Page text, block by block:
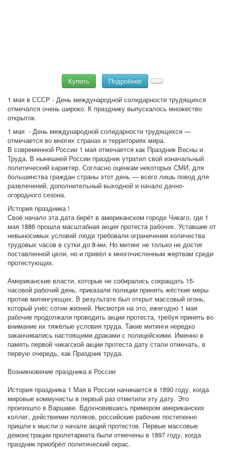
Купить
Подробнее
1 мая в СССР - День международной солидарности трудящихся
отмечался очень широко. К празднику выпускалось множество
открыток.
1 мая - День международной солидарности трудящихся —
отмечается во многих странах и территориях мира.
В современной России 1 мая отмечается как Праздник Весны и
Труда. В нынешней России праздник утратил свой изначальный
политический характер. Согласно оценкам некоторых СМИ, для
большинства граждан страны этот день — всего лишь повод для
развлечений, дополнительный выходной и начало дачно-
огородного сезона.
История праздника !
Своё начало эта дата берёт в американском городе Чикаго, где 1
мая 1886 прошла масштабная акция протеста рабочих. Уставшие от
невыносимых условий люди требовали ограничения количества
трудовых часов в сутки до 8-ми. Но митинг не только не достиг
поставленной цели, но и привёл к многочисленным жертвам среди
протестующих.
Американские власти, которые не собирались сокращать 15-
часовой рабочий день, приказали полиции принять жёсткие меры
против митингующих. В результате был открыт массовый огонь,
который унёс сотни жизней. Несмотря на это, ежегодно 1 мая
рабочие продолжали проводить акции протеста, требуя принять во
внимание их тяжёлые условия труда. Такие митинги нередко
заканчивались настоящими драками с полицейскими. Именно в
память первой чикагской акции протеста дату стали отмечать, в
первую очередь, как Праздник труда.
Возникновение праздника в России
История праздника 1 Мая в России начинается в 1890 году, когда
мировые коммунисты в первый раз отметили эту дату. Это
произошло в Варшаве. Вдохновившись примером американских
коллег, действиями поляков, российские рабочие постепенно
пришли к мысли о начале акций протестов. Первые массовые
демонстрации пролетариата были отмечены в 1897 году, когда
праздник приобрёл политический окрас.